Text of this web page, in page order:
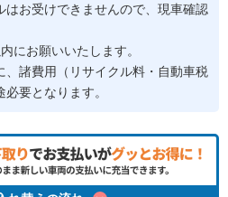
はお受けできませんので、現車確認
にお願いいたします。
、諸費用（リサイクル料・自動車税
要となります。